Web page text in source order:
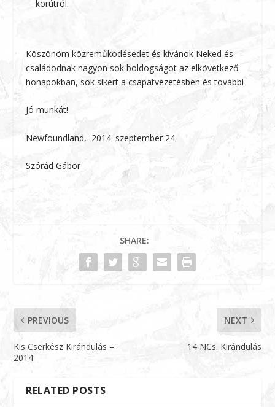
körútról.
Köszönöm közreműködésedet és kívánok Neked és
családodnak nagyon sok boldogságot az elkövetkező
honapokban, sok sikert a csapatvezetésben és további
Jó munkát!
Newfoundland, 2014. szeptember 24.
Szórád Gábor
SHARE:
PREVIOUS
Kis Cserkész Kirándulás –
2014
NEXT
14 NCs. Kirándulás
RELATED POSTS